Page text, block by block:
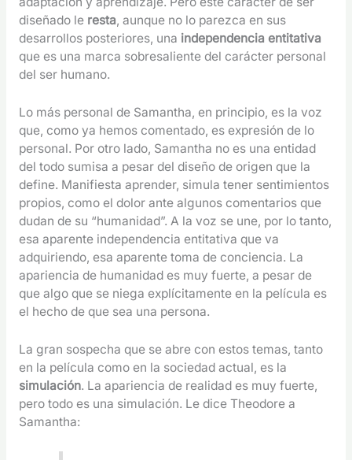
diseñado le resta, aunque no lo parezca en sus
desarrollos posteriores, una independencia entitativa
que es una marca sobresaliente del carácter personal
del ser humano.
Lo más personal de Samantha, en principio, es la voz
que, como ya hemos comentado, es expresión de lo
personal. Por otro lado, Samantha no es una entidad
del todo sumisa a pesar del diseño de origen que la
define. Manifiesta aprender, simula tener sentimientos
propios, como el dolor ante algunos comentarios que
dudan de su “humanidad”. A la voz se une, por lo tanto,
esa aparente independencia entitativa que va
adquiriendo, esa aparente toma de conciencia. La
apariencia de humanidad es muy fuerte, a pesar de
que algo que se niega explícitamente en la película es
el hecho de que sea una persona.
La gran sospecha que se abre con estos temas, tanto
en la película como en la sociedad actual, es la
simulación. La apariencia de realidad es muy fuerte,
pero todo es una simulación. Le dice Theodore a
Samantha: